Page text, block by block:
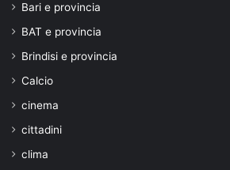
Bari e provincia
BAT e provincia
Brindisi e provincia
Calcio
cinema
cittadini
clima